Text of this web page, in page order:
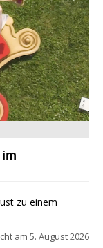
zu einem
am 5. August 2026